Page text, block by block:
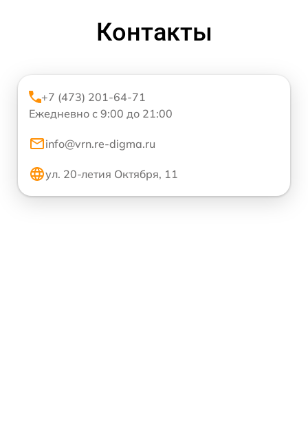
Контакты
+7 (473) 201-64-71
Ежедневно с 9:00 до 21:00
info@vrn.re-digma.ru
ул. 20-летия Октября, 11